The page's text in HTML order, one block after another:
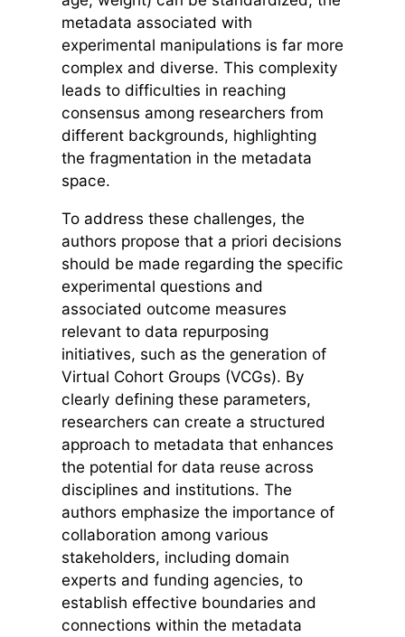
metadata associated with
experimental manipulations is far more
complex and diverse. This complexity
leads to difficulties in reaching
consensus among researchers from
different backgrounds, highlighting
the fragmentation in the metadata
space.
To address these challenges, the
authors propose that a priori decisions
should be made regarding the specific
experimental questions and
associated outcome measures
relevant to data repurposing
initiatives, such as the generation of
Virtual Cohort Groups (VCGs). By
clearly defining these parameters,
researchers can create a structured
approach to metadata that enhances
the potential for data reuse across
disciplines and institutions. The
authors emphasize the importance of
collaboration among various
stakeholders, including domain
experts and funding agencies, to
establish effective boundaries and
connections within the metadata